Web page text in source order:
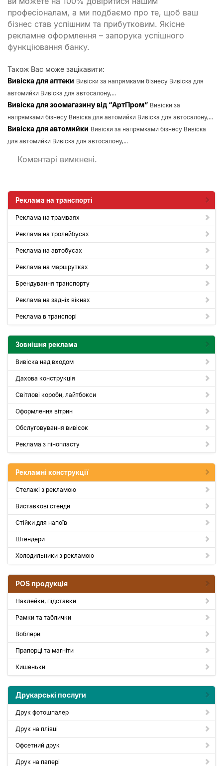
професіоналам, а ми подбаємо про те, щоб ваш
бізнес став успішним та прибутковим. Якісне
рекламне оформлення – запорука успішного
функціювання банку.
Також Вас може зацікавити:
Вивіска для аптеки Вивіски за напрямками бізнесу Вивіска для
автомийки Вивіска для автосалону,...
Вивіска для зоомагазину від “АртПром” Вивіски за
напрямками бізнесу Вивіска для автомийки Вивіска для автосалону,...
Вивіска для автомийки Вивіски за напрямками бізнесу Вивіска
для автомийки Вивіска для автосалону,...
Коментарі вимкнені.
Реклама на транспорті
Реклама на трамваях
Реклама на тролейбусах
Реклама на автобусах
Реклама на маршрутках
Брендування транспорту
Реклама на задніх вікнах
Реклама в транспорі
Зовнішня реклама
Вивіска над входом
Дахова конструкція
Світлові короби, лайтбокси
Оформлення вітрин
Обслуговування вивісок
Реклама з пінопласту
Рекламні конструкції
Стелажі з рекламою
Виставкові стенди
Стійки для напоїв
Штендери
Холодильники з рекламою
POS продукція
Наклейки, підставки
Рамки та таблички
Воблери
Прапорці та магніти
Кишеньки
Друкарські послуги
Друк фотошпалер
Друк на плівці
Офсетний друк
Друк на папері